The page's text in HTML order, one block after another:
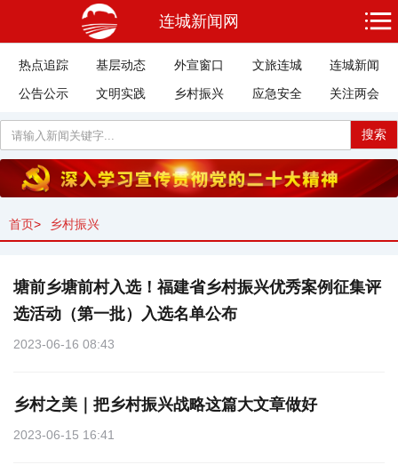
连城新闻网
热点追踪 基层动态 外宣窗口 文旅连城
连城新闻
公告公示
文明实践 乡村振兴 应急安全 关注两会
搜索
首页> 乡村振兴
塘前乡塘前村入选！福建省乡村振兴优秀案例征集评
选活动（第一批）入选名单公布
2023-06-16 08:43
乡村之美｜把乡村振兴战略这篇大文章做好
2023-06-15 16:41